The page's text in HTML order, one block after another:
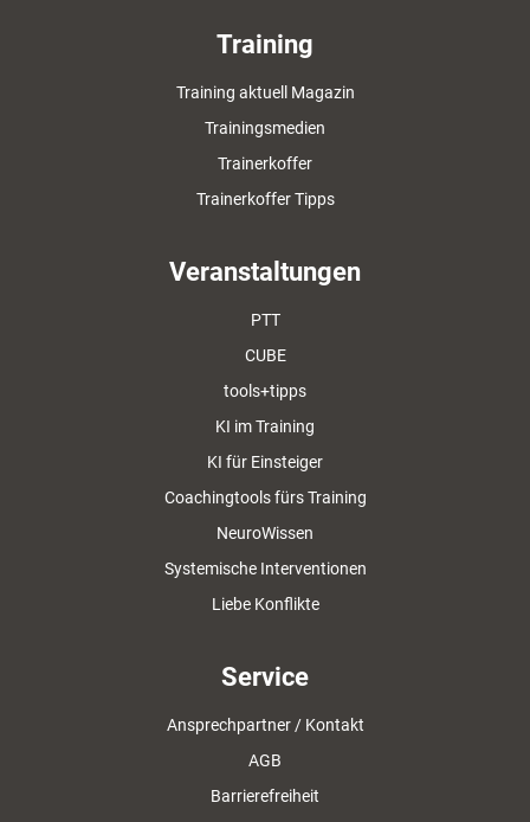
Training
Training aktuell Magazin
Trainingsmedien
Trainerkoffer
Trainerkoffer Tipps
Veranstaltungen
PTT
CUBE
tools+tipps
KI im Training
KI für Einsteiger
Coachingtools fürs Training
NeuroWissen
Systemische Interventionen
Liebe Konflikte
Service
Ansprechpartner / Kontakt
AGB
Barrierefreiheit